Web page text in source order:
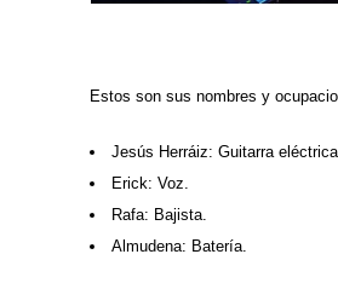
Estos son sus nombres y
Jesús Herráiz: Guitarra eléctrica.
Erick: Voz.
Rafa: Bajista.
Almudena: Batería.